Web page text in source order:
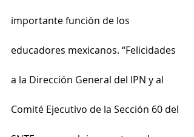
importante función de los
educadores mexicanos. “Felicidades
a la Dirección General del IPN y al
Comité Ejecutivo de la Sección 60 del